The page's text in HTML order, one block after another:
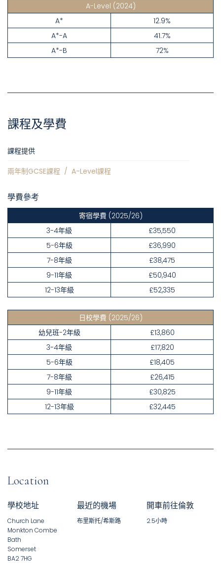
A-Level (2024)
A*
12.9%
A*-A
41.7%
A*-B
72%
課程及學費
課程提供
兩年制GCSE課程 / A-Level課程
學費參考
寄宿學費 (2025/26)
3-4年級
£35,550
5-6年級
£36,990
7-8年級
£38,475
9-11年級
£50,940
12-13年級
£52,335
日校學費 (2025/26)
幼兒班-2年級
£13,860
3-4年級
£17,820
5-6年級
£18,405
7-8年級
£26,415
9-11年級
£30,825
12-13年級
£32,445
Location
學校地址
Church Lane
Monkton Combe
Bath
Somerset
BA2 7HG
最近的機場
布里斯托/希斯路
開車前往倫敦
2.5小時